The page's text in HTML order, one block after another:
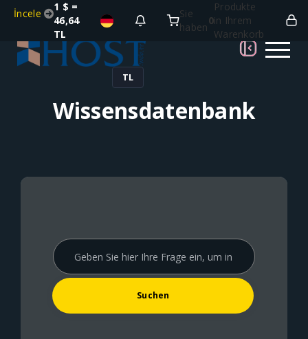
İncele
1 $ =
46,64
TL
Sie
haben
0
Produkte
in Ihrem
Warenkorb
TL
Wissensdatenbank